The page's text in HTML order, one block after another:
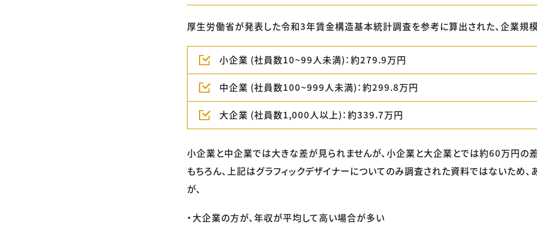
厚生労働省が発表した令和3年賃金構造基本統計調査を参考に算出された、企業規模
小企業 (社員数10~99人未満)：約279.9万円
中企業 (社員数100~999人未満)：約299.8万円
大企業 (社員数1,000人以上)：約339.7万円
小企業と中企業では大きな差が見られませんが、小企業と大企業とでは約60万円の差
もちろん、上記はグラフィックデザイナーについてのみ調査された資料ではないため、
が、
・大企業の方が、年収が平均して高い場合が多い